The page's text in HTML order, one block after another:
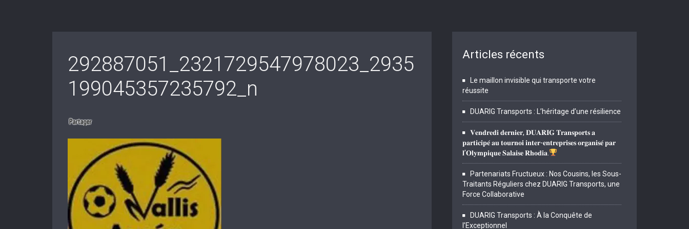
292887051_2321729547978023_2935
199045357235792_n
Articles récents
Le maillon invisible qui transporte votre
réussite
DUARIG Transports : L’héritage d’une résilience
𝐕𝐞𝐧𝐝𝐫𝐞𝐝𝐢 𝐝𝐞𝐫𝐧𝐢𝐞𝐫, 𝐃𝐔𝐀𝐑𝐈𝐆 𝐓𝐫𝐚𝐧𝐬𝐩𝐨𝐫𝐭𝐬 𝐚
𝐩𝐚𝐫𝐭𝐢𝐜𝐢𝐩𝐞́ 𝐚𝐮 𝐭𝐨𝐮𝐫𝐧𝐨𝐢 𝐢𝐧𝐭𝐞𝐫-𝐞𝐧𝐭𝐫𝐞𝐩𝐫𝐢𝐬𝐞𝐬 𝐨𝐫𝐠𝐚𝐧𝐢𝐬𝐞́ 𝐩𝐚𝐫
𝐥’𝐎𝐥𝐲𝐦𝐩𝐢𝐪𝐮𝐞 𝐒𝐚𝐥𝐚𝐢𝐬𝐞 𝐑𝐡𝐨𝐝𝐢𝐚.
Partenariats Fructueux : Nos Cousins, les Sous-
Traitants Réguliers chez DUARIG Transports, une
Force Collaborative
DUARIG Transports : À la Conquête de
l’Exceptionnel